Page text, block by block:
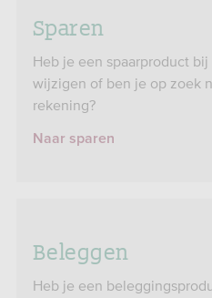
Sparen
Heb je een spaarproduct
wijzigen of ben je op zoek
rekening?
Naar sparen
Beleggen
Heb je een